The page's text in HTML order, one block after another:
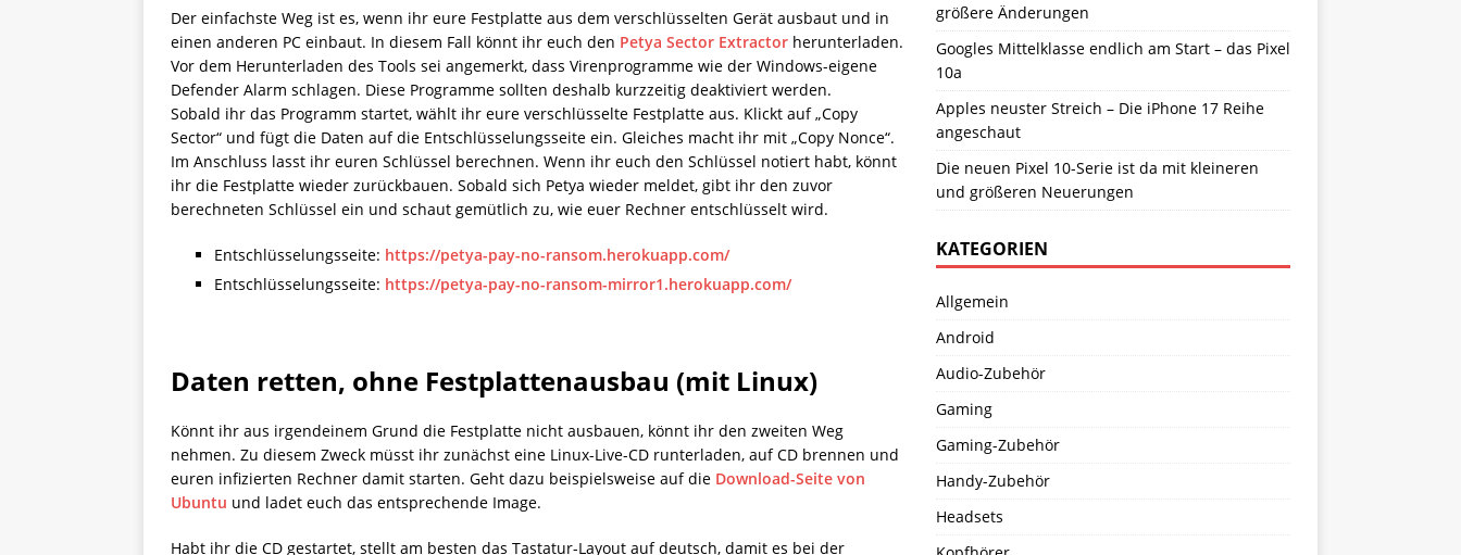
Der einfachste Weg ist es, wenn ihr eure Festplatte aus dem verschlüsselten Gerät ausbaut und in
einen anderen PC einbaut. In diesem Fall könnt ihr euch den Petya Sector Extractor herunterladen.
Vor dem Herunterladen des Tools sei angemerkt, dass Virenprogramme wie der Windows-eigene
Defender Alarm schlagen. Diese Programme sollten deshalb kurzzeitig deaktiviert werden.
Sobald ihr das Programm startet, wählt ihr eure verschlüsselte Festplatte aus. Klickt auf „Copy
Sector“ und fügt die Daten auf die Entschlüsselungsseite ein. Gleiches macht ihr mit „Copy Nonce“.
Im Anschluss lasst ihr euren Schlüssel berechnen. Wenn ihr euch den Schlüssel notiert habt, könnt
ihr die Festplatte wieder zurückbauen. Sobald sich Petya wieder meldet, gibt ihr den zuvor
berechneten Schlüssel ein und schaut gemütlich zu, wie euer Rechner entschlüsselt wird.
Entschlüsselungsseite: https://petya-pay-no-ransom.herokuapp.com/
Entschlüsselungsseite: https://petya-pay-no-ransom-mirror1.herokuapp.com/
Daten retten, ohne Festplattenausbau (mit Linux)
Könnt ihr aus irgendeinem Grund die Festplatte nicht ausbauen, könnt ihr den zweiten Weg
nehmen. Zu diesem Zweck müsst ihr zunächst eine Linux-Live-CD runterladen, auf CD brennen und
euren infizierten Rechner damit starten. Geht dazu beispielsweise auf die Download-Seite von
Ubuntu und ladet euch das entsprechende Image.
Habt ihr die CD gestartet, stellt am besten das Tastatur-Layout auf deutsch, damit es bei der
größere Änderungen
Googles Mittelklasse endlich am Start – das Pixel
10a
Apples neuster Streich – Die iPhone 17 Reihe
angeschaut
Die neuen Pixel 10-Serie ist da mit kleineren
und größeren Neuerungen
KATEGORIEN
Allgemein
Android
Audio-Zubehör
Gaming
Gaming-Zubehör
Handy-Zubehör
Headsets